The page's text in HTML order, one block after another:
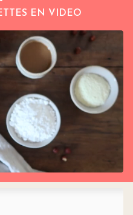
EN VIDEO